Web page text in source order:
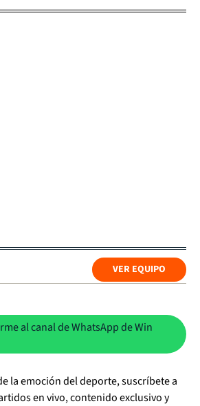
VER EQUIPO
al canal de WhatsApp de Win
la emoción del deporte, suscríbete a
en vivo, contenido exclusivo y